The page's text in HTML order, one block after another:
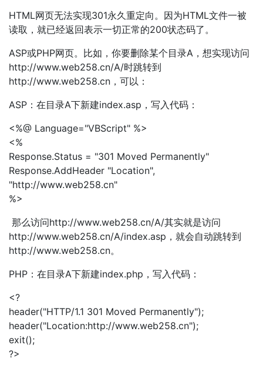
HTML网页无法实现301永久重定向。因为HTML文件一被
读取，就已经返回表示一切正常的200状态码了。
ASP或PHP网页。比如，你要删除某个目录A，想实现访问
http://www.web258.cn/A/时跳转到
http://www.web258.cn，可以：
ASP：在目录A下新建index.asp，写入代码：
<%@ Language="VBScript" %>
<%
Response.Status = "301 Moved Permanently"
Response.AddHeader "Location",
"http://www.web258.cn"
%>
那么访问http://www.web258.cn/A/其实就是访问
http://www.web258.cn/A/index.asp，就会自动跳转到
http://www.web258.cn。
PHP：在目录A下新建index.php，写入代码：
<?
header("HTTP/1.1 301 Moved Permanently");
header("Location:http://www.web258.cn");
exit();
?>